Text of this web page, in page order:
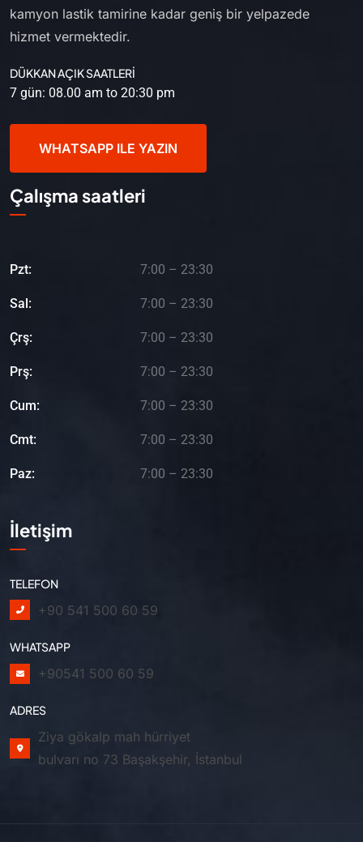
kamyon lastik tamirine kadar geniş bir yelpazede
hizmet vermektedir.
DÜKKAN AÇIK SAATLERİ
7 gün: 08.00 am to 20:30 pm
WHATSAPP ILE YAZIN
Çalışma saatleri
Pzt: 7:00 – 23:30
Sal: 7:00 – 23:30
Çrş: 7:00 – 23:30
Prş: 7:00 – 23:30
Cum: 7:00 – 23:30
Cmt: 7:00 – 23:30
Paz: 7:00 – 23:30
İletişim
TELEFON
+90 541 500 60 59
WHATSAPP
+90541 500 60 59
ADRES
Ziya gökalp mah hürriyet
bulvarı no 73 Başakşehir, İstanbul